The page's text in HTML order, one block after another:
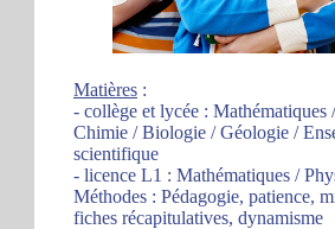
Matières :
- collège et lycée : Mathématiques
Chimie / Biologie / Géologie /
scientifique
- licence L1 : Mathématiques /
Méthodes : Pédagogie, patience,
fiches récapitulatives, dynamisme